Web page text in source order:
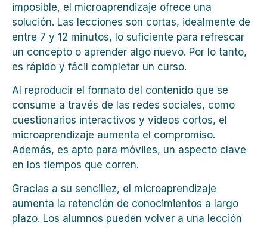
imposible, el microaprendizaje ofrece una
solución. Las lecciones son cortas, idealmente de
entre 7 y 12 minutos, lo suficiente para refrescar
un concepto o aprender algo nuevo. Por lo tanto,
es rápido y fácil completar un curso.
Al reproducir el formato del contenido que se
consume a través de las redes sociales, como
cuestionarios interactivos y videos cortos, el
microaprendizaje aumenta el compromiso.
Además, es apto para móviles, un aspecto clave
en los tiempos que corren.
Gracias a su sencillez, el microaprendizaje
aumenta la retención de conocimientos a largo
plazo. Los alumnos pueden volver a una lección